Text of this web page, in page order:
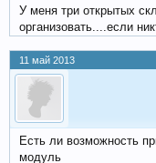
У меня три открытых
организовать....если
11 май 2013
Есть ли возможность
модуль